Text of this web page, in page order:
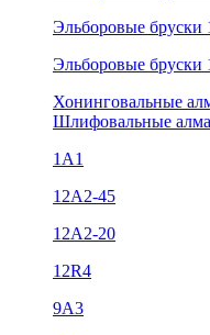
Эльборовые бруски
Эльборовые бруски
Хонинговальные
Шлифовальные
1А1
12A2-45
12А2-20
12R4
9А3